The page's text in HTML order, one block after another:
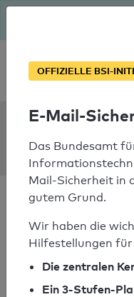
Soforthilfe bei
hlts-north.de
Ihr
OFFIZIELLE BSI-
E-Mail-
Das Bundesamt
Mail-Sicherheit in
gutem Grund.
Wir haben die
Hilfestellungen
Die zentralen
Ein 3-Stufen-